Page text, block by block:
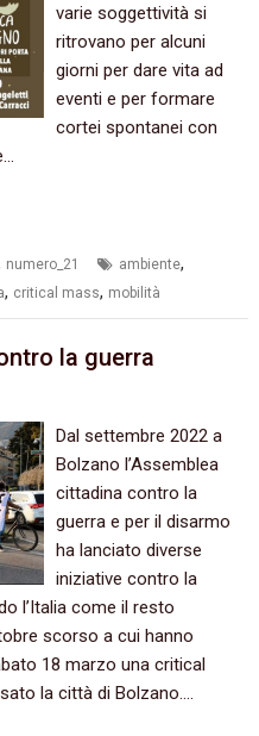
varie soggettività si
ritrovano per alcuni
giorni per dare vita ad
eventi e per formare
cortei spontanei con
numero_21 ambiente,
, critical mass, mobilità
la guerra
Dal settembre 2022 a
Bolzano l’Assemblea
cittadina contro la
guerra e per il disarmo
ha lanciato diverse
iniziative contro la
l’Italia come il resto
scorso a cui hanno
18 marzo una critical
la città di Bolzano.…